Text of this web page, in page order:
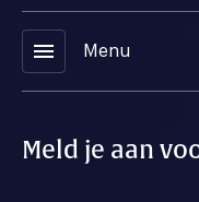
menu Menu
Meld je aan